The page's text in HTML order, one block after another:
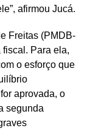
afirmou Jucá.
Freitas (PMDB-
fiscal. Para ela,
o esforço que
aprovada, o
segunda